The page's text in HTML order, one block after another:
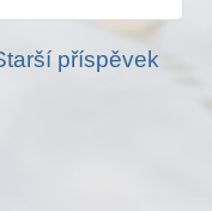
příspěvek